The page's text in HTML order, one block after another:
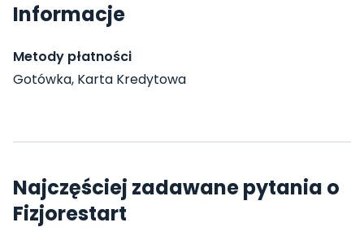
Informacje
Metody płatności
Gotówka, Karta Kredytowa
Najczęściej zadawane pytania o
Fizjorestart